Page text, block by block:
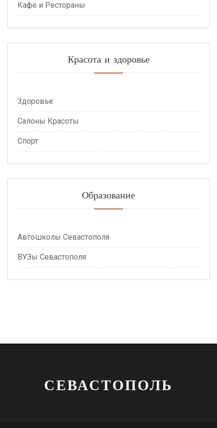
Кафе и Рестораны
Красота и здоровье
Здоровье
Салоны Красоты
Спорт
Образование
Автошколы Севастополя
ВУЗы Севастополя
СЕВАСТОПОЛЬ